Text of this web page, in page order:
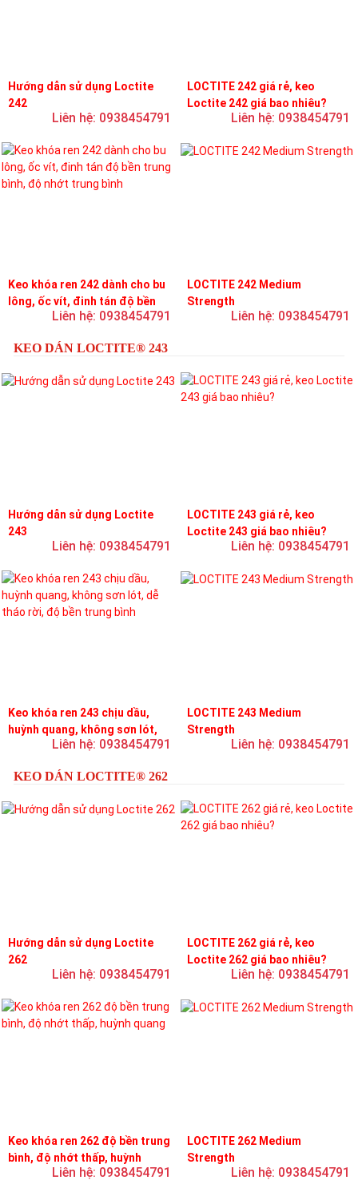
Hướng dẫn sử dụng Loctite
242
Liên hệ: 0938454791
LOCTITE 242 giá rẻ, keo
Loctite 242 giá bao nhiêu?
Liên hệ: 0938454791
Keo khóa ren 242 dành cho bu
lông, ốc vít, đinh tán độ bền
trung bình, độ nhớt trung bình
Liên hệ: 0938454791
LOCTITE 242 Medium
Strength
Liên hệ: 0938454791
KEO DÁN LOCTITE® 243
Hướng dẫn sử dụng Loctite
243
Liên hệ: 0938454791
LOCTITE 243 giá rẻ, keo
Loctite 243 giá bao nhiêu?
Liên hệ: 0938454791
Keo khóa ren 243 chịu dầu,
huỳnh quang, không sơn lót,
dễ tháo rời, độ bền trung bình
Liên hệ: 0938454791
LOCTITE 243 Medium
Strength
Liên hệ: 0938454791
KEO DÁN LOCTITE® 262
Hướng dẫn sử dụng Loctite
262
Liên hệ: 0938454791
LOCTITE 262 giá rẻ, keo
Loctite 262 giá bao nhiêu?
Liên hệ: 0938454791
Keo khóa ren 262 độ bền trung
bình, độ nhớt thấp, huỳnh
Liên hệ: 0938454791
LOCTITE 262 Medium
Strength
Liên hệ: 0938454791